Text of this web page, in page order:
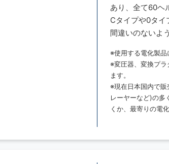
あり、全て60ヘ
Cタイプや0タイ
間違いのないよ
※使用する電化製品
※変圧器、変換プ
ます。
※現在日本国内で
レーヤーなど)の多
くか、最寄りの電